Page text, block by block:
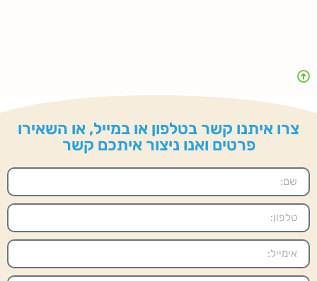
צרו איתנו קשר בטלפון או במייל, או השאירו
פרטים ואנו ניצור איתכם קשר